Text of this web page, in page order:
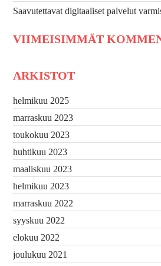
Saavutettavat digitaaliset palvelut
VIIMEISIMMÄT
ARKISTOT
helmikuu 2025
marraskuu 2023
toukokuu 2023
huhtikuu 2023
maaliskuu 2023
helmikuu 2023
marraskuu 2022
syyskuu 2022
elokuu 2022
joulukuu 2021